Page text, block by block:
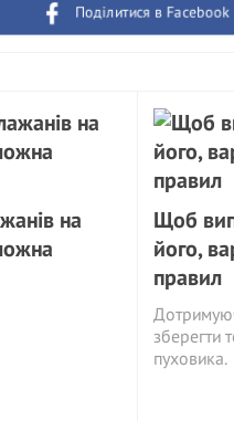
Поділитися в Facebook
на
Щоб
його,
правил
зберегти
пуховика.